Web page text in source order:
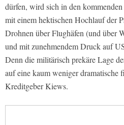
dürfen, wird sich in den
mit einem hektischen Hochlauf der
Drohnen über Flughäfen (und über
und mit zunehmendem Druck auf
Denn die militärisch prekäre Lage
auf eine kaum weniger dramatische
Kreditgeber Kiews.